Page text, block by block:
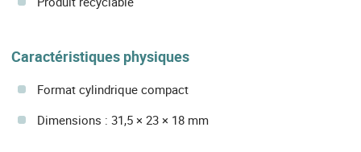
Caractéristiques physiques
Format cylindrique compact
Dimensions : 31,5 × 23 × 18 mm